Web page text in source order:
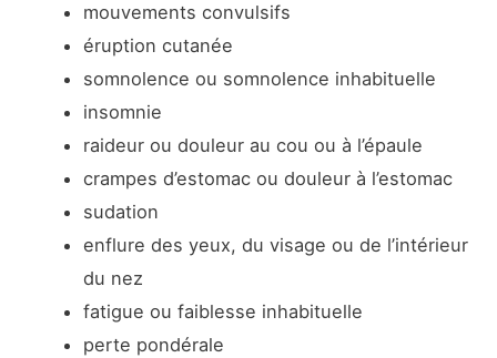
mouvements convulsifs
éruption cutanée
somnolence ou somnolence inhabituelle
insomnie
raideur ou douleur au cou ou à l’épaule
crampes d’estomac ou douleur à l’estomac
sudation
enflure des yeux, du visage ou de l’intérieur
du nez
fatigue ou faiblesse inhabituelle
perte pondérale